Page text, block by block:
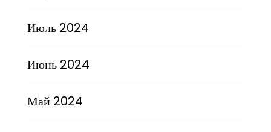
Июль 2024
Июнь 2024
Май 2024